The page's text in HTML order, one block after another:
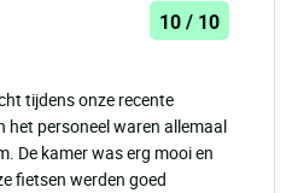
10 / 10
tijdens onze recente
het personeel waren allemaal
De kamer was erg mooi en
fietsen werden goed